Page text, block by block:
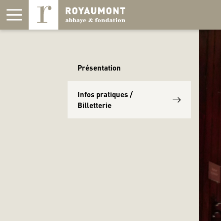
Présentation
Infos pratiques /
Billetterie
Panneau de gestion des cookies